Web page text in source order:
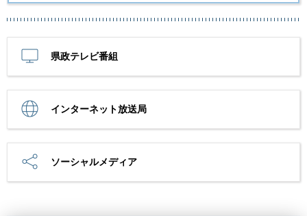
県政テレビ番組
インターネット放送局
ソーシャルメディア